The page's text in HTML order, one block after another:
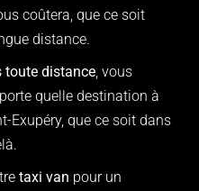
coûtera, que ce soit
distance.
toute distance , vous
quelle destination à
Exupéry, que ce soit dans
taxi van pour un